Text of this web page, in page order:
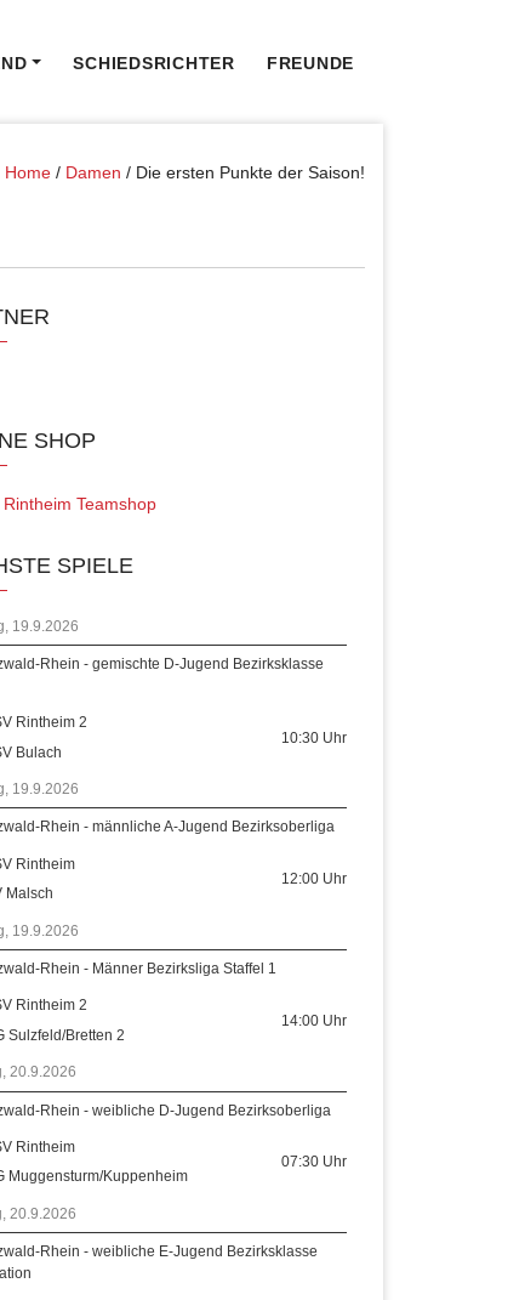
SCHIEDSRICHTER FREUNDE
Home / Damen / Die ersten Punkte der Saison!
SHOP
SPIELE
19.9.2026
Rhein - gemischte D-Jugend Bezirksklasse
Rintheim 2
Bulach
10:30 Uhr
19.9.2026
Rhein - männliche A-Jugend Bezirksoberliga
Rintheim
Malsch
12:00 Uhr
19.9.2026
Rhein - Männer Bezirksliga Staffel 1
Rintheim 2
Sulzfeld/Bretten 2
14:00 Uhr
20.9.2026
Rhein - weibliche D-Jugend Bezirksoberliga
Rintheim
Muggensturm/Kuppenheim
07:30 Uhr
20.9.2026
Rhein - weibliche E-Jugend Bezirksklasse